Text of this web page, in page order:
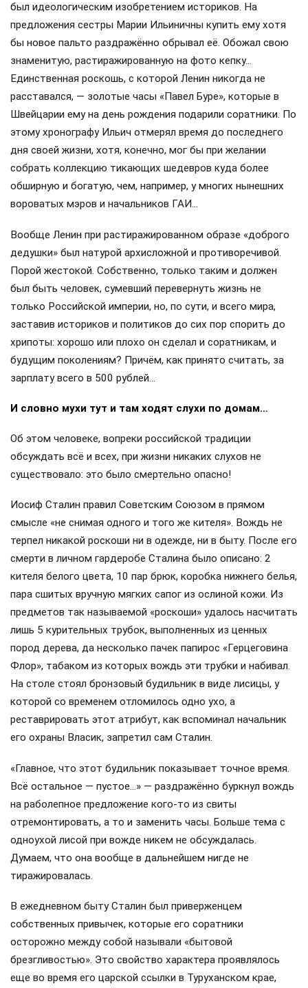
был идеологическим изобретением историков. На
предложения сестры Марии Ильиничны купить ему хотя
бы новое пальто раздражённо обрывал её. Обожал свою
знаменитую, растиражированную на фото кепку…
Единственная роскошь, с которой Ленин никогда не
расставался, — золотые часы «Павел Буре», которые в
Швейцарии ему на день рождения подарили соратники. По
этому хронографу Ильич отмерял время до последнего
дня своей жизни, хотя, конечно, мог бы при желании
собрать коллекцию тикающих шедевров куда более
обширную и богатую, чем, например, у многих нынешних
вороватых мэров и начальников ГАИ…
Вообще Ленин при растиражированном образе «доброго
дедушки» был натурой архисложной и противоречивой.
Порой жестокой. Собственно, только таким и должен
был быть человек, сумевший перевернуть жизнь не
только Российской империи, но, по сути, и всего мира,
заставив историков и политиков до сих пор спорить до
хрипоты: хорошо или плохо он сделал и соратникам, и
будущим поколениям? Причём, как принято считать, за
зарплату всего в 500 рублей…
И словно мухи тут и там ходят слухи по домам…
Об этом человеке, вопреки российской традиции
обсуждать всё и всех, при жизни никаких слухов не
существовало: это было смертельно опасно!
Иосиф Сталин правил Советским Союзом в прямом
смысле «не снимая одного и того же кителя». Вождь не
терпел никакой роскоши ни в одежде, ни в быту. После его
смерти в личном гардеробе Сталина было описано: 2
кителя белого цвета, 10 пар брюк, коробка нижнего белья,
пара сшитых вручную мягких сапог из ослиной кожи. Из
предметов так называемой «роскоши» удалось насчитать
лишь 5 курительных трубок, выполненных из ценных
пород дерева, да несколько пачек папирос «Герцеговина
Флор», табаком из которых вождь эти трубки и набивал.
На столе стоял бронзовый будильник в виде лисицы, у
которой со временем отломилось одно ухо, а
реставрировать этот атрибут, как вспоминал начальник
его охраны Власик, запретил сам Сталин.
«Главное, что этот будильник показывает точное время.
Всё остальное — пустое…» — раздражённо буркнул вождь
на раболепное предложение кого-то из свиты
отремонтировать, а то и заменить часы. Больше тема с
одноухой лисой при вожде никем не обсуждалась.
Думаем, что она вообще в дальнейшем нигде не
тиражировалась.
В ежедневном быту Сталин был приверженцем
собственных привычек, которые его соратники
осторожно между собой называли «бытовой
брезгливостью». Это свойство характера проявлялось
еще во время его царской ссылки в Туруханском крае,